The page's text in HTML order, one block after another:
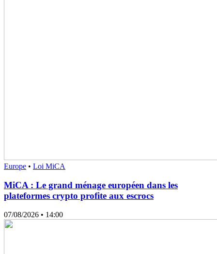
Europe • Loi MiCA
MiCA : Le grand ménage européen dans les
plateformes crypto profite aux escrocs
07/08/2026 • 14:00